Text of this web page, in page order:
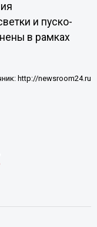
и пуско-
в рамках
http://newsroom24.ru